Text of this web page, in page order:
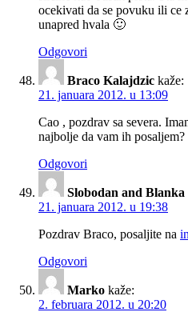
ocekivati da se povuku ili ce
unapred hvala 🙂
Odgovori
Braco Kalajdzic kaže:
21. januara 2012. u 13:09
Cao , pozdrav sa severa.
najbolje da vam ih posaljem?
Odgovori
Slobodan and Blanka
21. januara 2012. u 19:38
Pozdrav Braco, posaljite na
Odgovori
Marko kaže:
2. februara 2012. u 20:20